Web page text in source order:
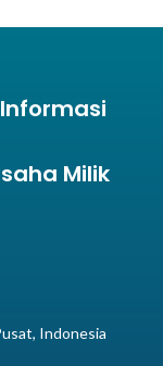
Milik
Indonesia